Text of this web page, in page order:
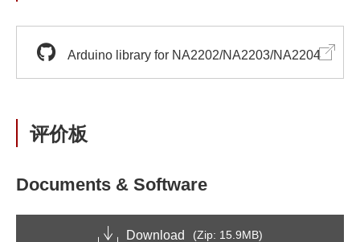
Arduino library for NA2202/NA2203/NA2204
评价板
Documents & Software
Download (Zip: 15.9MB)